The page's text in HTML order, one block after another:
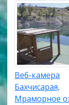
Веб-камера
Бахчисарая,
Мраморное